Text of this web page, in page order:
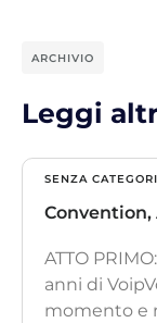
ARCHIVIO
Leggi
SENZA
Convention,
ATTO
anni di
momento e